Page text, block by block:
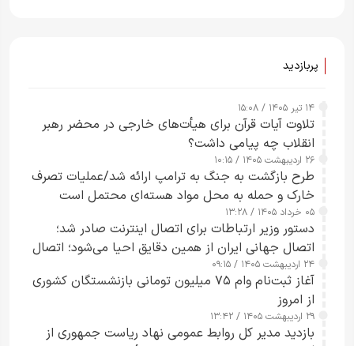
پربازدید
۱۴ تیر ۱۴۰۵ / ۱۵:۰۸
تلاوت آیات قرآن برای هیأت‌های خارجی در محضر رهبر
انقلاب چه پیامی داشت؟
۲۶ اردیبهشت ۱۴۰۵ / ۱۰:۱۵
طرح‌ بازگشت به جنگ به ترامپ ارائه شد/عملیات تصرف
خارک و حمله به محل مواد هسته‌ای محتمل است
۰۵ خرداد ۱۴۰۵ / ۱۳:۲۸
دستور وزیر ارتباطات برای اتصال اینترنت صادر شد؛
اتصال جهانی ایران از همین دقایق احیا می‌شود؛ اتصال
کامل مردم تا ۲۴ ساعت آینده
۲۴ اردیبهشت ۱۴۰۵ / ۰۹:۱۵
آغاز ثبت‌نام وام ۷۵ میلیون تومانی بازنشستگان کشوری
از امروز
۲۹ اردیبهشت ۱۴۰۵ / ۱۳:۴۲
بازدید مدیر کل روابط عمومی نهاد ریاست جمهوری از